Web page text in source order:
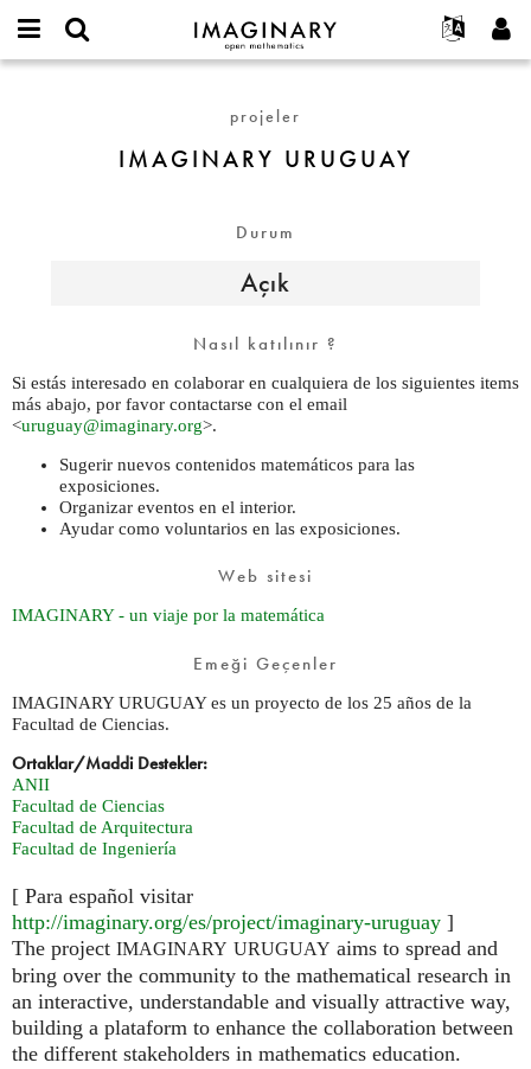
IMAGINARY
open
Français
Deutsch
Programlar
Galeriler
Filmler
Metinler
Sergiler
Devamı...
Projeler
Katılım
Yeni parola iste
projeler
IMAGINARY URUGUAY
Durum
Açık
Nasıl katılınır ?
Si estás interesado en colaborar en cualquiera de los siguientes items
más abajo, por favor contactarse con el email
<uruguay@imaginary.org>.
Sugerir nuevos contenidos matemáticos para las
exposiciones.
Organizar eventos en el interior.
Ayudar como voluntarios en las exposiciones.
Web sitesi
IMAGINARY - un viaje por la matemática
Emeği Geçenler
IMAGINARY URUGUAY es un proyecto de los 25 años de la
Facultad de Ciencias.
Ortaklar/Maddi Destekler:
ANII
Facultad de Ciencias
Facultad de Arquitectura
Facultad de Ingeniería
[ Para español visitar
http://imaginary.org/es/project/imaginary-uruguay ]
The project IMAGINARY URUGUAY aims to spread and
bring over the community to the mathematical research in
an interactive, understandable and visually attractive way,
building a plataform to enhance the collaboration between
the different stakeholders in mathematics education.